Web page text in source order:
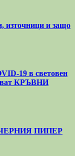
източници и защо
19 в световен
КРЪВНИ
ЧЕРНИЯ ПИПЕР